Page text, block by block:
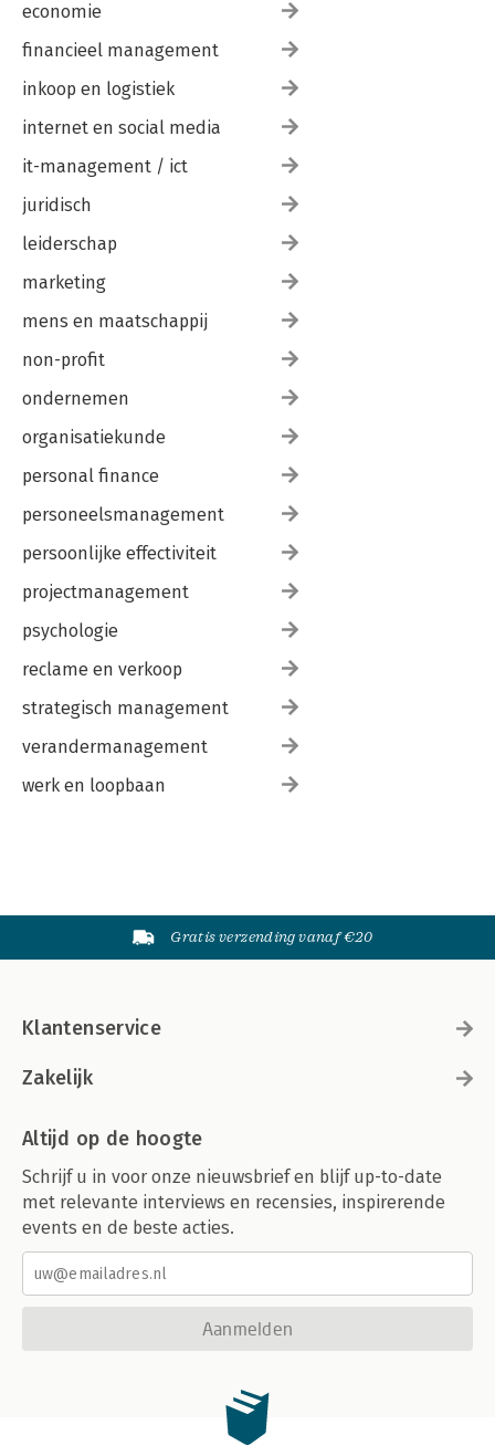
economie
financieel management
inkoop en logistiek
internet en social media
it-management / ict
juridisch
leiderschap
marketing
mens en maatschappij
non-profit
ondernemen
organisatiekunde
personal finance
personeelsmanagement
persoonlijke effectiviteit
projectmanagement
psychologie
reclame en verkoop
strategisch management
verandermanagement
werk en loopbaan
Gratis verzending vanaf €20
Klantenservice
Zakelijk
Altijd op de hoogte
Schrijf u in voor onze nieuwsbrief en blijf up-to-date
met relevante interviews en recensies, inspirerende
events en de beste acties.
Aanmelden